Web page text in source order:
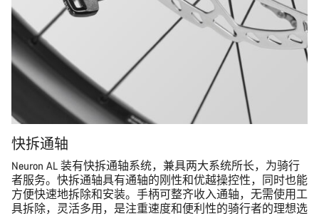
快拆通轴
Neuron AL 装有快拆通轴系统，兼具两大系统所长，为骑行
者服务。快拆通轴具有通轴的刚性和优越操控性，同时也能
方便快速地拆除和安装。手柄可整齐收入通轴，无需使用工
具拆除，灵活多用，是注重速度和便利性的骑行者的理想选